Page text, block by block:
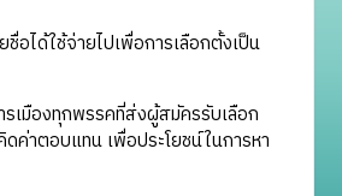
อได้ใช้จ่ายไปเพื่อการเลือกตั้งเป็น
เมืองทุกพรรคที่ส่งผู้สมัครรับเลือก
ค่าตอบแทน เพื่อประโยชน์ในการหา